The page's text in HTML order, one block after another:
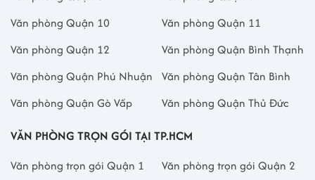
Văn phòng Quận 10
Văn phòng Quận 11
Văn phòng Quận 12
Văn phòng Quận Bình Thạnh
Văn phòng Quận Phú Nhuận
Văn phòng Quận Tân Bình
Văn phòng Quận Gò Vấp
Văn phòng Quận Thủ Đức
VĂN PHÒNG TRỌN GÓI TẠI TP.HCM
Văn phòng trọn gói Quận 1
Văn phòng trọn gói Quận 2